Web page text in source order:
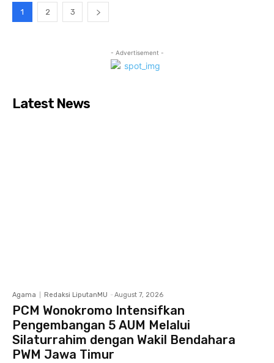
1 2 3
- Advertisement -
Latest News
Agama Redaksi LiputanMU - August 7, 2026
PCM Wonokromo Intensifkan
Pengembangan 5 AUM Melalui
Silaturrahim dengan Wakil Bendahara
PWM Jawa Timur